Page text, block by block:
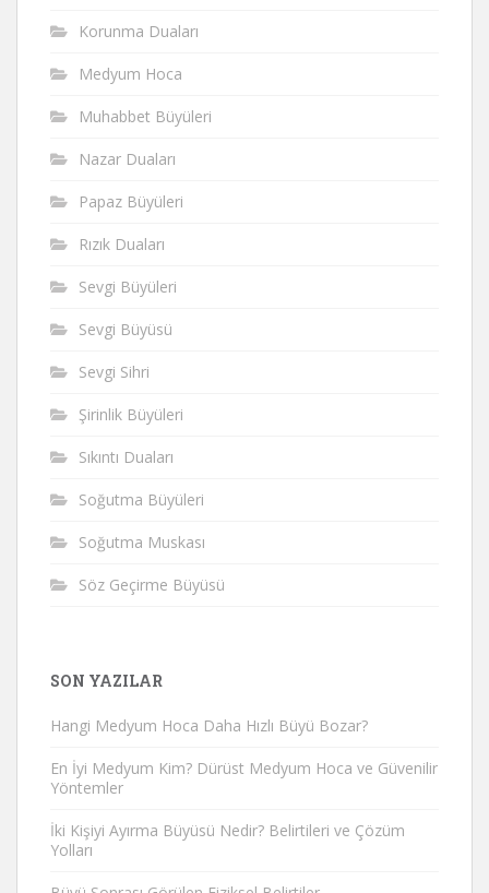
Korunma Duaları
Medyum Hoca
Muhabbet Büyüleri
Nazar Duaları
Papaz Büyüleri
Rızık Duaları
Sevgi Büyüleri
Sevgi Büyüsü
Sevgi Sihri
Şirinlik Büyüleri
Sıkıntı Duaları
Soğutma Büyüleri
Soğutma Muskası
Söz Geçirme Büyüsü
SON YAZILAR
Hangi Medyum Hoca Daha Hızlı Büyü Bozar?
En İyi Medyum Kim? Dürüst Medyum Hoca ve Güvenilir
Yöntemler
İki Kişiyi Ayırma Büyüsü Nedir? Belirtileri ve Çözüm
Yolları